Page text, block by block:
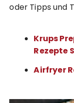
oder Tipps und
Krups
Rezepte
Airfryer